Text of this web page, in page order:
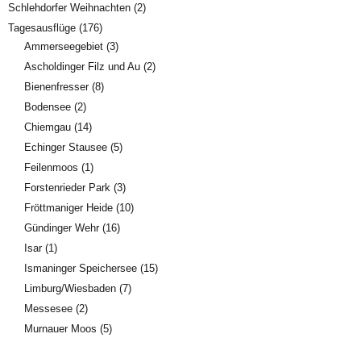
Schlehdorfer Weihnachten (2)
Tagesausflüge (176)
Ammerseegebiet (3)
Ascholdinger Filz und Au (2)
Bienenfresser(8)
Bodensee (2)
Chiemgau (14)
Echinger Stausee (5)
Feilenmoos (1)
Forstenrieder Park (3)
Fröttmaniger Heide (10)
Gündinger Wehr(16)
Isar(1)
Ismaninger Speichersee (15)
Limburg/Wiesbaden (7)
Messesee (2)
Murnauer Moos (5)